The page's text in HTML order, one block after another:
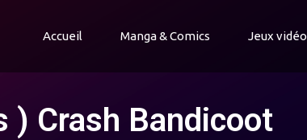
Accueil Manga & Comics Jeux vidéo
) Crash Bandicoot